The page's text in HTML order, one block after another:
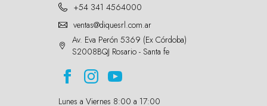
+54 341 4564000
ventas@diquesrl.com.ar
Av. Eva Perón 5369 (Ex Córdoba)
S2008BQJ Rosario - Santa fe
Lunes a Viernes 8:00 a 17:00